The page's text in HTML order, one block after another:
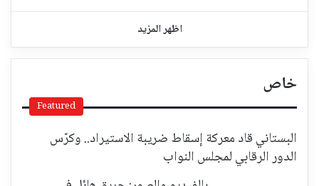
اظهر المزيد
خاص
Featured
البستاني قاد معركة إسقاط ضريبة الاستيراد.. وكرّس
الدور الرقابي لمجلس النواب